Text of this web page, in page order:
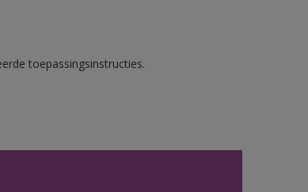
toepassingsinstructies.